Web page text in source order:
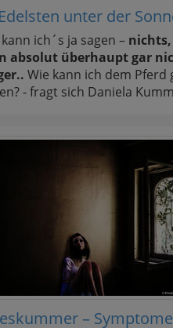
unter der
ich´s ja sagen –
absolut überhaupt gar
Wie kann ich dem Pferd
- fragt sich Daniela
–